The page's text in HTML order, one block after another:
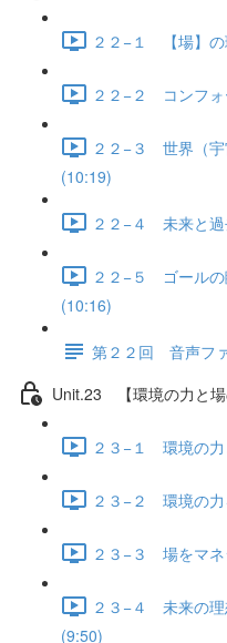
２２−１ 【場】
２２−２ コンフォ
２２−３ 世界（宇
(10:19)
２２−４ 未来と過
２２−５ ゴールの
(10:16)
第２２回 音声フ
Unit.23 【環境の力と場
２３−１ 環境の力
２３−２ 環境の力
２３−３ 場をマ
２３−４ 未来の理
(9:50)